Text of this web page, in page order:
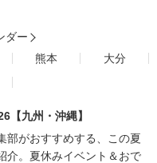
ダー
熊本
大分
【九州・沖縄】
部がおすすめする、この夏
介。夏休みイベント＆おで